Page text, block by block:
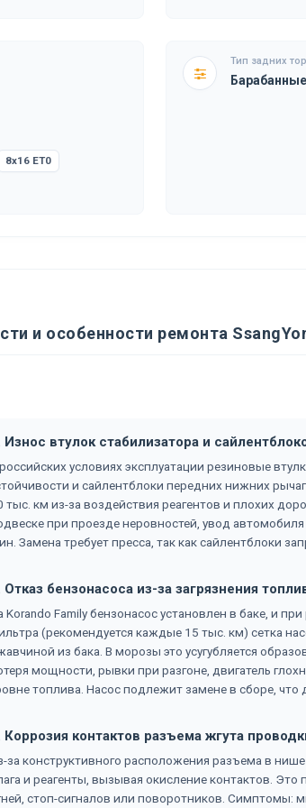
8x16 ET0
Тип задних
Барабанные
и особенности ремонта
Износ втулок стабилизатора и
условиях эксплуатации резиновые
и сайлентблоки передних нижних
тыс. км из-за воздействия реагентов и плохих
при проезде неровностей, увод
Замена требует пресса, так как сайлентблоки
Отказ бензонасоса из-за загрязнения
Korando Family бензонасос установлен в баке, и
(рекомендуется каждые 15 тыс. км) сетка
из бака. В морозы это усугубляется
мощности, рывки при разгоне, двигатель
топлива. Насос подлежит замене в сборе, что
Коррозия контактов разъема жгута
за конструктивного расположения разъема в
и реагенты, вызывая окисление контактов. Это
стоп-сигналов или поворотников. Симптомы: